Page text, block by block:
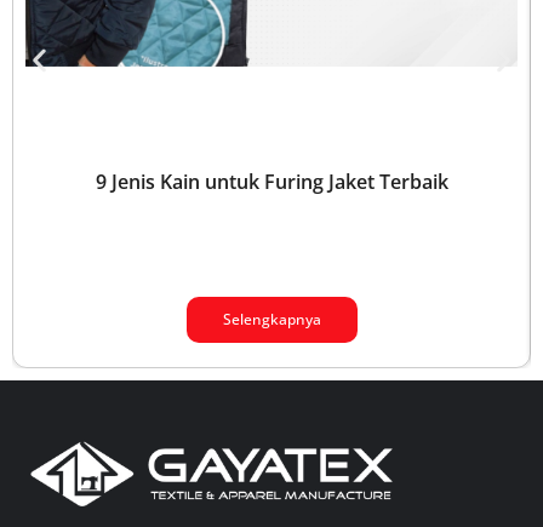
9 Jenis Kain untuk Furing Jaket Terbaik
Selengkapnya